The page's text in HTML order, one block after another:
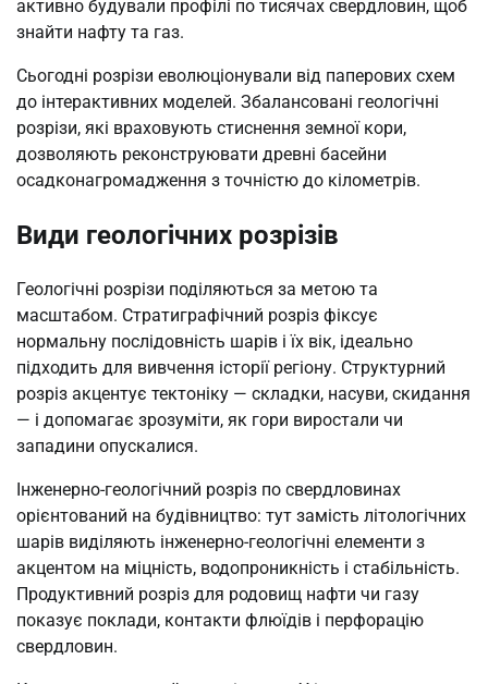
активно будували профілі по тисячах свердловин, щоб
знайти нафту та газ.
Сьогодні розрізи еволюціонували від паперових схем
до інтерактивних моделей. Збалансовані геологічні
розрізи, які враховують стиснення земної кори,
дозволяють реконструювати древні басейни
осадконагромадження з точністю до кілометрів.
Види геологічних розрізів
Геологічні розрізи поділяються за метою та
масштабом. Стратиграфічний розріз фіксує
нормальну послідовність шарів і їх вік, ідеально
підходить для вивчення історії регіону. Структурний
розріз акцентує тектоніку — складки, насуви, скидання
— і допомагає зрозуміти, як гори виростали чи
западини опускалися.
Інженерно-геологічний розріз по свердловинах
орієнтований на будівництво: тут замість літологічних
шарів виділяють інженерно-геологічні елементи з
акцентом на міцність, водопроникність і стабільність.
Продуктивний розріз для родовищ нафти чи газу
показує поклади, контакти флюїдів і перфорацію
свердловин.